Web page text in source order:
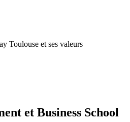
Toulouse et ses valeurs
et Business School